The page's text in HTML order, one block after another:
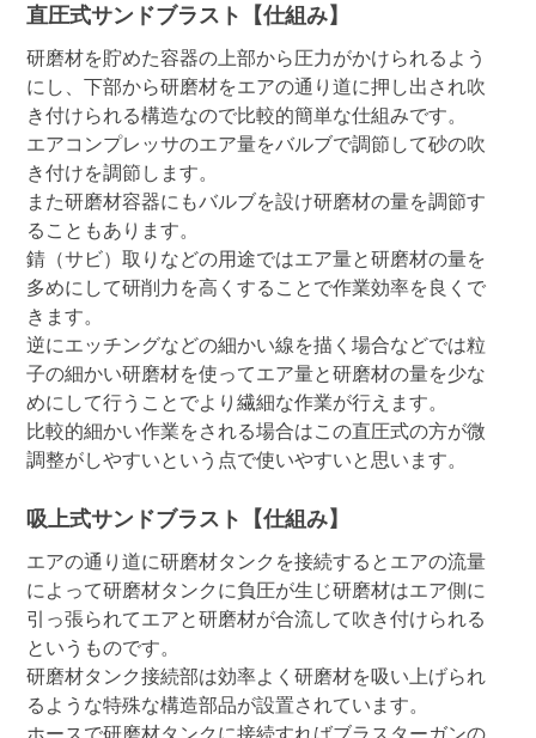
直圧式サンドブラスト【仕組み】
研磨材を貯めた容器の上部から圧力がかけられるよう
にし、下部から研磨材をエアの通り道に押し出され吹
き付けられる構造なので比較的簡単な仕組みです。
エアコンプレッサのエア量をバルブで調節して砂の吹
き付けを調節します。
また研磨材容器にもバルブを設け研磨材の量を調節す
ることもあります。
錆（サビ）取りなどの用途ではエア量と研磨材の量を
多めにして研削力を高くすることで作業効率を良くで
きます。
逆にエッチングなどの細かい線を描く場合などでは粒
子の細かい研磨材を使ってエア量と研磨材の量を少な
めにして行うことでより繊細な作業が行えます。
比較的細かい作業をされる場合はこの直圧式の方が微
調整がしやすいという点で使いやすいと思います。
吸上式サンドブラスト【仕組み】
エアの通り道に研磨材タンクを接続するとエアの流量
によって研磨材タンクに負圧が生じ研磨材はエア側に
引っ張られてエアと研磨材が合流して吹き付けられる
というものです。
研磨材タンク接続部は効率よく研磨材を吸い上げられ
るような特殊な構造部品が設置されています。
ホースで研磨材タンクに接続すればブラスターガンの